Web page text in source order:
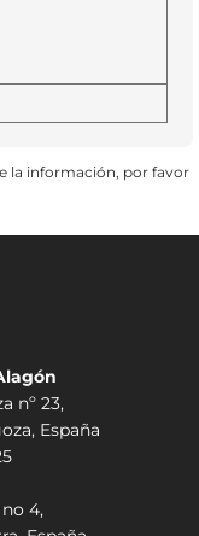
la información, por favor
nº 23,
España
4,